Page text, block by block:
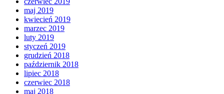
maj 2019
kwiecień 2019
marzec 2019
luty 2019
styczeń 2019
grudzień 2018
październik 2018
lipiec 2018
czerwiec 2018
maj 2018